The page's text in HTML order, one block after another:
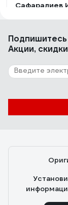
Сафаралиев
Чётко
45
Отзыв о
шторок, белая
Подпишитесь
Акции,